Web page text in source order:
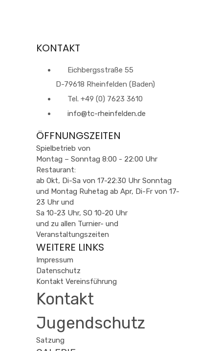
KONTAKT
Eichbergsstraße 55
D-79618 Rheinfelden (Baden)
Tel. +49 (0) 7623 3610
info@tc-rheinfelden.de
ÖFFNUNGSZEITEN
Spielbetrieb von
Montag – Sonntag 8:00 - 22:00 Uhr
Restaurant:
ab Okt, Di-Sa von 17-22:30 Uhr Sonntag
und Montag Ruhetag ab Apr, Di-Fr von 17-
23 Uhr und
Sa 10-23 Uhr, SO 10-20 Uhr
und zu allen Turnier- und
Veranstaltungszeiten
WEITERE LINKS
Impressum
Datenschutz
Kontakt Vereinsführung
Kontakt
Jugendschutz
Satzung